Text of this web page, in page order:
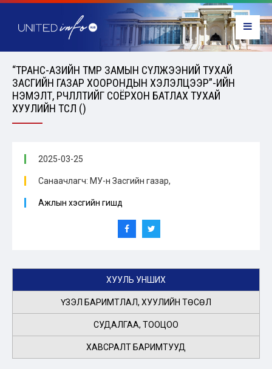
“ТРАНС-АЗИЙН ТӨМӨР ЗАМЫН СҮЛЖЭЭНИЙ ТУХАЙ
ЗАСГИЙН ГАЗАР ХООРОНДЫН ХЭЛЭЛЦЭЭР”-ИЙН
НЭМЭЛТ, ӨӨРЧЛӨЛТИЙГ СОЁРХОН БАТЛАХ ТУХАЙ
ХУУЛИЙН ТӨСӨЛ ()
2025-03-25
Санаачлагч: МУ-н Засгийн газар,
Ажлын хэсгийн гишүүд
ХУУЛЬ УНШИХ
ҮЗЭЛ БАРИМТЛАЛ, ХУУЛИЙН ТӨСӨЛ
СУДАЛГАА, ТООЦОО
ХАВСРАЛТ БАРИМТУУД